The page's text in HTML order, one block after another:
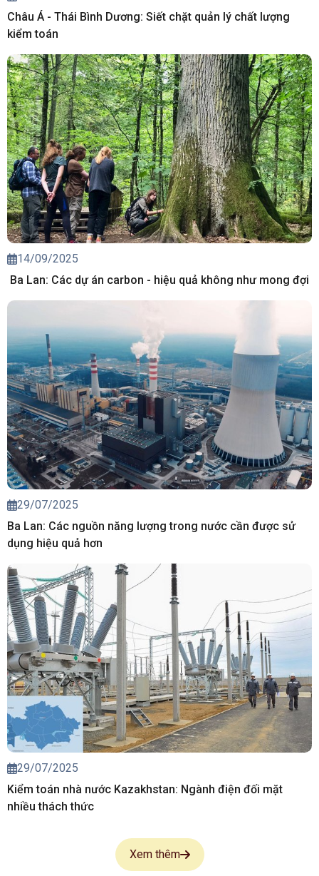
Châu Á - Thái Bình Dương: Siết chặt quản lý chất lượng
kiểm toán
14/09/2025
Ba Lan: Các dự án carbon - hiệu quả không như mong đợi
29/07/2025
Ba Lan: Các nguồn năng lượng trong nước cần được sử
dụng hiệu quả hơn
29/07/2025
Kiểm toán nhà nước Kazakhstan: Ngành điện đối mặt
nhiều thách thức
Xem thêm